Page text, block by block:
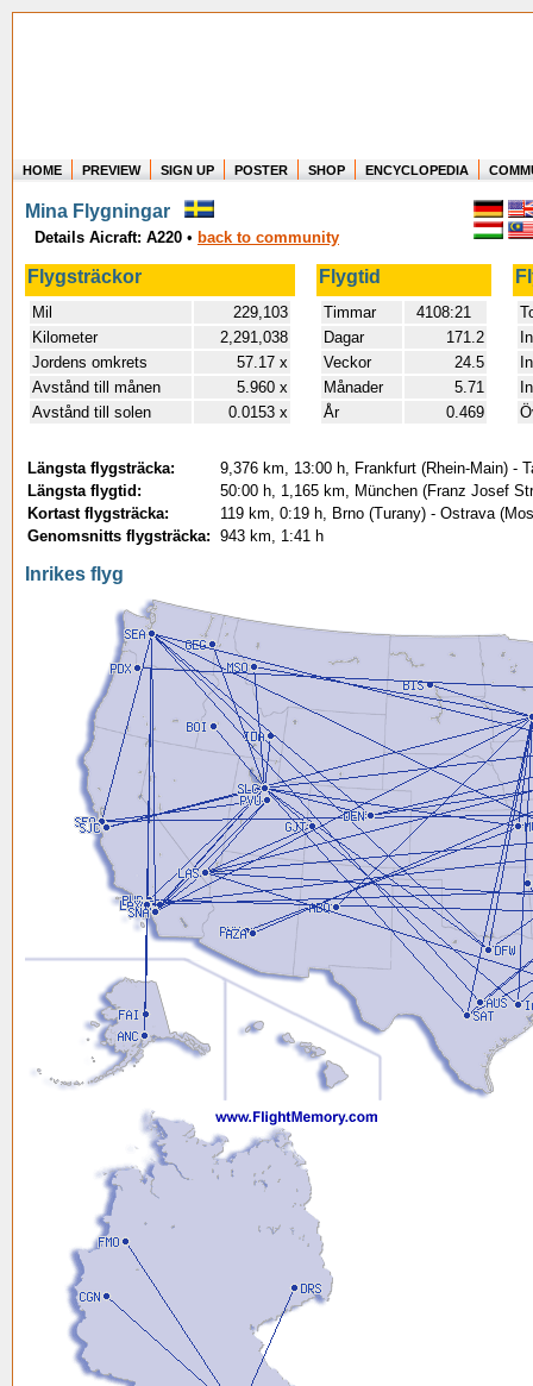
Where in the world have you flown?
How long have you been in the air?
Create your own FlightMemory and see!
HOME PREVIEW SIGN UP POSTER SHOP ENCYCLOPEDIA
Mina Flygningar
Details Aicraft: A220 • back to community
Flygsträckor Flygtid
Mil
229,103
Kilometer
2,291,038
Jordens omkrets
57.17 x
Avstånd till månen
5.960 x
Avstånd till solen
0.0153 x
Timmar
4108:21
Dagar
171.2
Veckor
24.5
Månader
5.71
År
0.469
Längsta flygsträcka:
9,376 km, 13:00 h, Frankfurt (Rhein-Main) -
Längsta flygtid:
50:00 h, 1,165 km, München (Franz Josef
Kortast flygsträcka:
119 km, 0:19 h, Brno (Turany) - Ostrava
Genomsnitts flygsträcka: 943 km, 1:41 h
Inrikes flyg